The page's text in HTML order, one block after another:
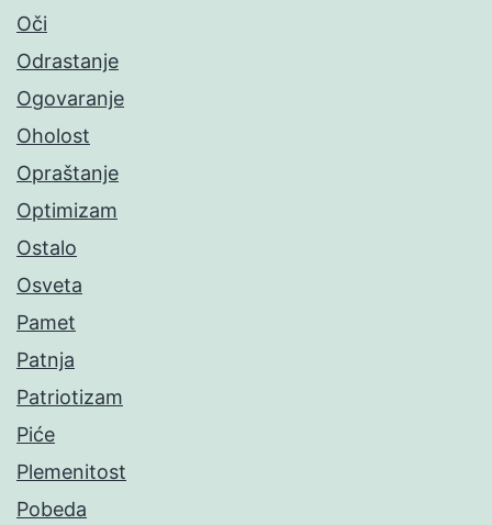
Oči
Odrastanje
Ogovaranje
Oholost
Opraštanje
Optimizam
Ostalo
Osveta
Pamet
Patnja
Patriotizam
Piće
Plemenitost
Pobeda